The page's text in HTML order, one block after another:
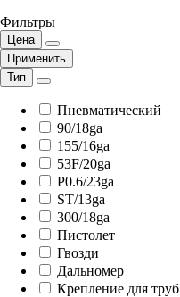
Фильтры
Цена
Применить
Тип
Пневматический
90/18ga
155/16ga
53F/20ga
P0.6/23ga
ST/13ga
300/18ga
Пистолет
Гвозди
Дальномер
Крепление для труб